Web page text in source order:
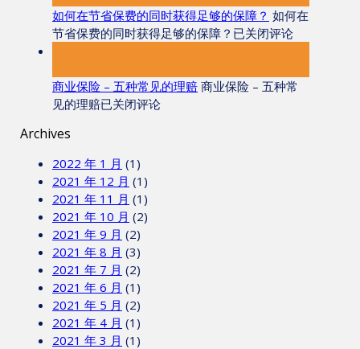
如何在节省保费的同时获得足够的保障？ 如何在
节省保费的同时获得足够的保障？ 已关闭评论
商业保险 – 五种常见的理赔 商业保险 – 五种常
见的理赔已关闭评论
Archives
2022 年 1 月 (1)
2021 年 12 月 (1)
2021 年 11 月 (1)
2021 年 10 月 (2)
2021 年 9 月 (2)
2021 年 8 月 (3)
2021 年 7 月 (2)
2021 年 6 月 (1)
2021 年 5 月 (2)
2021 年 4 月 (1)
2021 年 3 月 (1)